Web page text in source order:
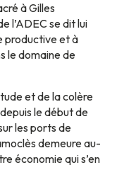
à Gilles
l’ADEC se dit lui
productive et à
le domaine de
et de la colère
le début de
les ports de
demeure au-
économie qui s’en